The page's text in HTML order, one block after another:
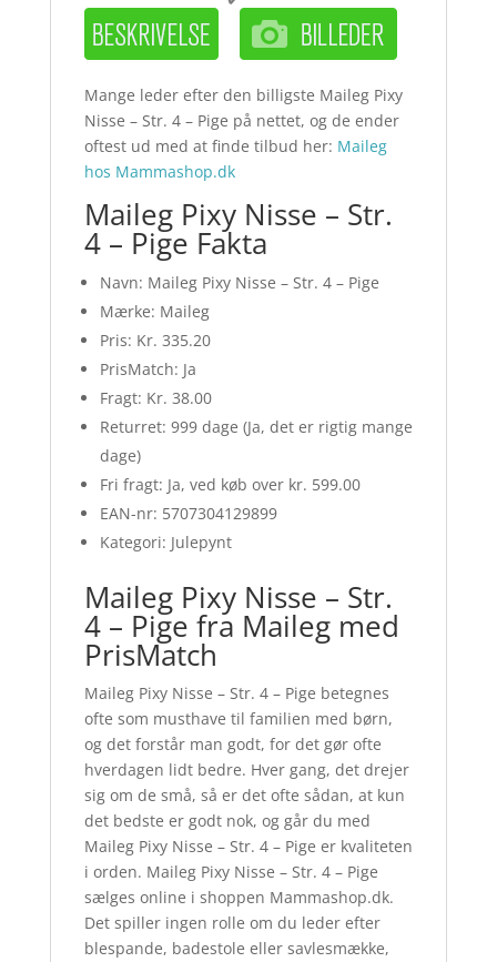
Mange leder efter den billigste Maileg Pixy
Nisse – Str. 4 – Pige på nettet, og de ender
oftest ud med at finde tilbud her: Maileg
hos Mammashop.dk
Maileg Pixy Nisse – Str.
4 – Pige Fakta
Navn: Maileg Pixy Nisse – Str. 4 – Pige
Mærke: Maileg
Pris: Kr. 335.20
PrisMatch: Ja
Fragt: Kr. 38.00
Returret: 999 dage (Ja, det er rigtig mange
dage)
Fri fragt: Ja, ved køb over kr. 599.00
EAN-nr: 5707304129899
Kategori: Julepynt
Maileg Pixy Nisse – Str.
4 – Pige fra Maileg med
PrisMatch
Maileg Pixy Nisse – Str. 4 – Pige betegnes
ofte som musthave til familien med børn,
og det forstår man godt, for det gør ofte
hverdagen lidt bedre. Hver gang, det drejer
sig om de små, så er det ofte sådan, at kun
det bedste er godt nok, og går du med
Maileg Pixy Nisse – Str. 4 – Pige er kvaliteten
i orden. Maileg Pixy Nisse – Str. 4 – Pige
sælges online i shoppen Mammashop.dk.
Det spiller ingen rolle om du leder efter
blespande, badestole eller savlesmække,